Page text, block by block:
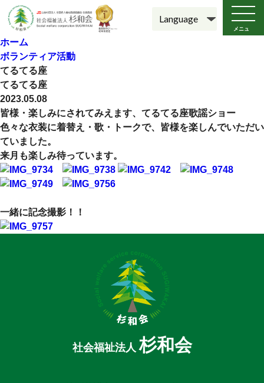
メニュ
ー
ホーム
ボランティア活動
てるてる座
てるてる座
2023.05.08
皆様・楽しみにされてみえます、てるてる座歌謡ショー
色々な衣装に着替え・歌・トークで、皆様を楽しんでいただい
ていました。
来月も楽しみ待っています。
一緒に記念撮影！！
社会福祉法人杉和会